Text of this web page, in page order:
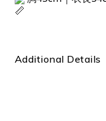
Additional Details